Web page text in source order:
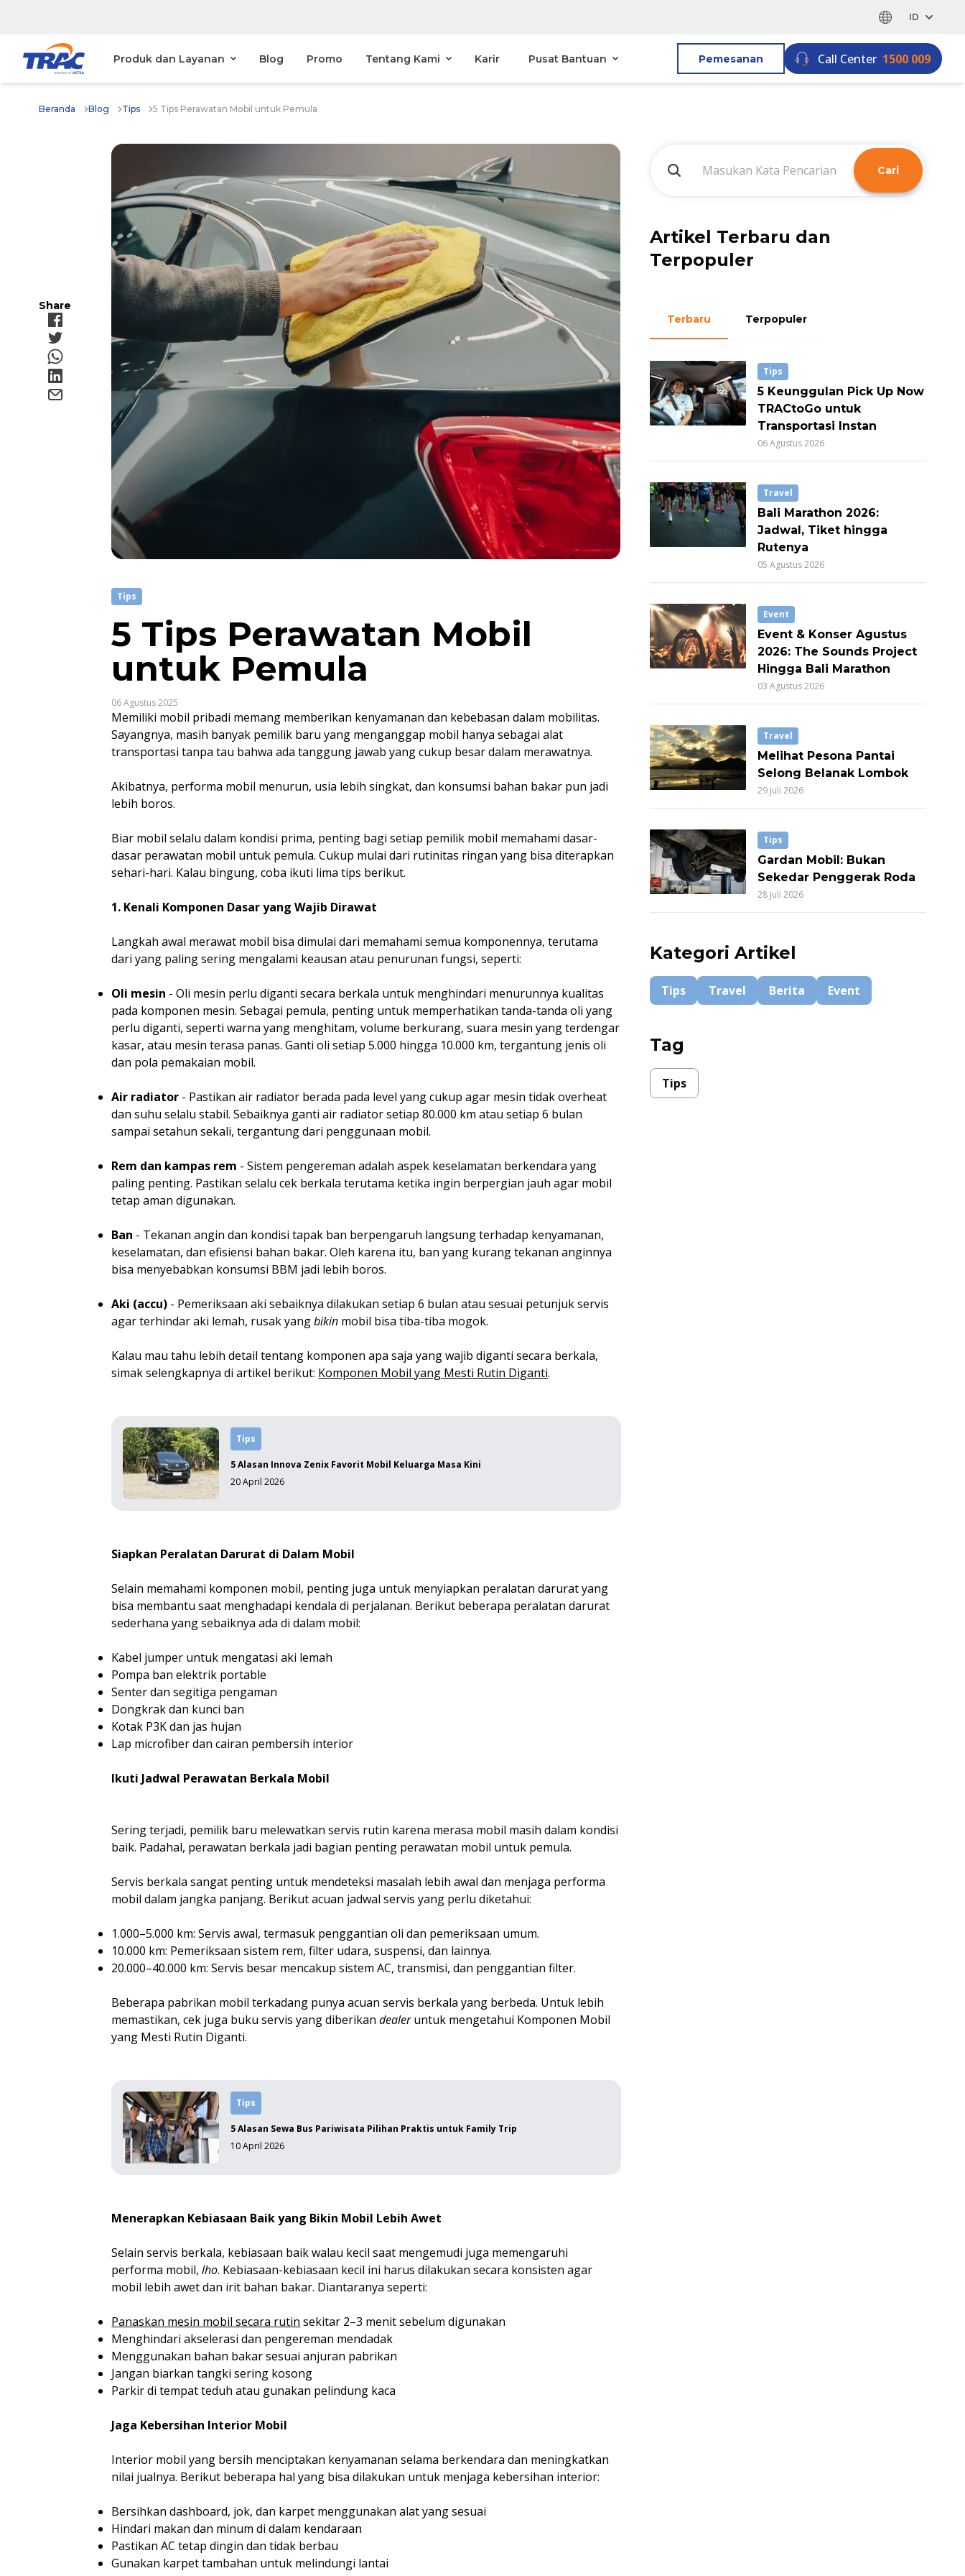
ID
Produk dan Layanan Blog Promo Tentang Kami Karir Pusat Bantuan Pemesanan Call Center 1500 009
Beranda Blog Tips 5 Tips Perawatan Mobil untuk Pemula
Share
Tips
5 Tips Perawatan Mobil
untuk Pemula
06 Agustus 2025
Memiliki mobil pribadi memang memberikan kenyamanan dan kebebasan dalam mobilitas.
Sayangnya, masih banyak pemilik baru yang menganggap mobil hanya sebagai alat
transportasi tanpa tau bahwa ada tanggung jawab yang cukup besar dalam merawatnya.
Akibatnya, performa mobil menurun, usia lebih singkat, dan konsumsi bahan bakar pun jadi
lebih boros.
Biar mobil selalu dalam kondisi prima, penting bagi setiap pemilik mobil memahami dasar-
dasar perawatan mobil untuk pemula. Cukup mulai dari rutinitas ringan yang bisa diterapkan
sehari-hari. Kalau bingung, coba ikuti lima tips berikut.
1. Kenali Komponen Dasar yang Wajib Dirawat
Langkah awal merawat mobil bisa dimulai dari memahami semua komponennya, terutama
dari yang paling sering mengalami keausan atau penurunan fungsi, seperti:
Oli mesin - Oli mesin perlu diganti secara berkala untuk menghindari menurunnya kualitas
pada komponen mesin. Sebagai pemula, penting untuk memperhatikan tanda-tanda oli yang
perlu diganti, seperti warna yang menghitam, volume berkurang, suara mesin yang terdengar
kasar, atau mesin terasa panas. Ganti oli setiap 5.000 hingga 10.000 km, tergantung jenis oli
dan pola pemakaian mobil.
Air radiator - Pastikan air radiator berada pada level yang cukup agar mesin tidak overheat
dan suhu selalu stabil. Sebaiknya ganti air radiator setiap 80.000 km atau setiap 6 bulan
sampai setahun sekali, tergantung dari penggunaan mobil.
Rem dan kampas rem - Sistem pengereman adalah aspek keselamatan berkendara yang
paling penting. Pastikan selalu cek berkala terutama ketika ingin berpergian jauh agar mobil
tetap aman digunakan.
Ban - Tekanan angin dan kondisi tapak ban berpengaruh langsung terhadap kenyamanan,
keselamatan, dan efisiensi bahan bakar. Oleh karena itu, ban yang kurang tekanan anginnya
bisa menyebabkan konsumsi BBM jadi lebih boros.
Aki (accu) - Pemeriksaan aki sebaiknya dilakukan setiap 6 bulan atau sesuai petunjuk servis
agar terhindar aki lemah, rusak yangbikin mobil bisa tiba-tiba mogok.
Kalau mau tahu lebih detail tentang komponen apa saja yang wajib diganti secara berkala,
simak selengkapnya di artikel berikut: Komponen Mobil yang Mesti Rutin Diganti.
Tips
5 Alasan Innova Zenix Favorit Mobil Keluarga Masa Kini
20 April 2026
Siapkan Peralatan Darurat di Dalam Mobil
Selain memahami komponen mobil, penting juga untuk menyiapkan peralatan darurat yang
bisa membantu saat menghadapi kendala di perjalanan. Berikut beberapa peralatan darurat
sederhana yang sebaiknya ada di dalam mobil:
Kabel jumper untuk mengatasi aki lemah
Pompa ban elektrik portable
Senter dan segitiga pengaman
Dongkrak dan kunci ban
Kotak P3K dan jas hujan
Lap microfiber dan cairan pembersih interior
Ikuti Jadwal Perawatan Berkala Mobil
Sering terjadi, pemilik baru melewatkan servis rutin karena merasa mobil masih dalam kondisi
baik. Padahal, perawatan berkala jadi bagian penting perawatan mobil untuk pemula.
Servis berkala sangat penting untuk mendeteksi masalah lebih awal dan menjaga performa
mobil dalam jangka panjang. Berikut acuan jadwal servis yang perlu diketahui:
1.000–5.000 km: Servis awal, termasuk penggantian oli dan pemeriksaan umum.
10.000 km: Pemeriksaan sistem rem, filter udara, suspensi, dan lainnya.
20.000–40.000 km: Servis besar mencakup sistem AC, transmisi, dan penggantian filter.
Beberapa pabrikan mobil terkadang punya acuan servis berkala yang berbeda. Untuk lebih
memastikan, cek juga buku servis yang diberikandealeruntuk mengetahui Komponen Mobil
yang Mesti Rutin Diganti.
Tips
5 Alasan Sewa Bus Pariwisata Pilihan Praktis untuk Family Trip
10 April 2026
Menerapkan Kebiasaan Baik yang Bikin Mobil Lebih Awet
Selain servis berkala, kebiasaan baik walau kecil saat mengemudi juga memengaruhi
performa mobil,lho. Kebiasaan-kebiasaan kecil ini harus dilakukan secara konsisten agar
mobil lebih awet dan irit bahan bakar. Diantaranya seperti:
Panaskan mesin mobil secara rutin sekitar 2–3 menit sebelum digunakan
Menghindari akselerasi dan pengereman mendadak
Menggunakan bahan bakar sesuai anjuran pabrikan
Jangan biarkan tangki sering kosong
Parkir di tempat teduh atau gunakan pelindung kaca
Jaga Kebersihan Interior Mobil
Interior mobil yang bersih menciptakan kenyamanan selama berkendara dan meningkatkan
nilai jualnya. Berikut beberapa hal yang bisa dilakukan untuk menjaga kebersihan interior:
Bersihkan dashboard, jok, dan karpet menggunakan alat yang sesuai
Hindari makan dan minum di dalam kendaraan
Pastikan AC tetap dingin dan tidak berbau
Gunakan karpet tambahan untuk melindungi lantai
Cari
Artikel Terbaru dan
Terpopuler
Terbaru Terpopuler
Tips
5 Keunggulan Pick Up Now
TRACtoGo untuk
Transportasi Instan
06 Agustus 2026
Travel
Bali Marathon 2026:
Jadwal, Tiket hingga
Rutenya
05 Agustus 2026
Event
Event & Konser Agustus
2026: The Sounds Project
Hingga Bali Marathon
03 Agustus 2026
Travel
Melihat Pesona Pantai
Selong Belanak Lombok
29 Juli 2026
Tips
Gardan Mobil: Bukan
Sekedar Penggerak Roda
28 Juli 2026
Kategori Artikel
Tips Travel Berita Event
Tag
Tips